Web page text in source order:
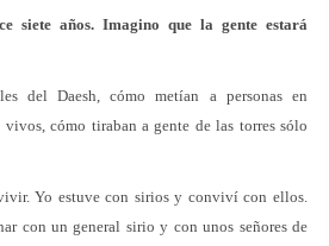
siete años. Imagino que la gente estará
del Daesh, cómo metían a personas en
cómo tiraban a gente de las torres sólo
Yo estuve con sirios y conviví con ellos.
con un general sirio y con unos señores de